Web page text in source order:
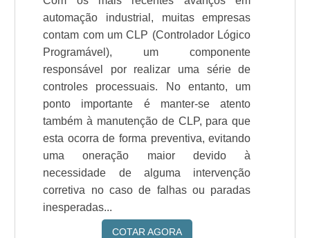
automação industrial, muitas empresas
contam com um CLP (Controlador Lógico
Programável), um componente
responsável por realizar uma série de
controles processuais. No entanto, um
ponto importante é manter-se atento
também à manutenção de CLP, para que
esta ocorra de forma preventiva, evitando
uma oneração maior devido à
necessidade de alguma intervenção
corretiva no caso de falhas ou paradas
inesperadas...
COTAR AGORA